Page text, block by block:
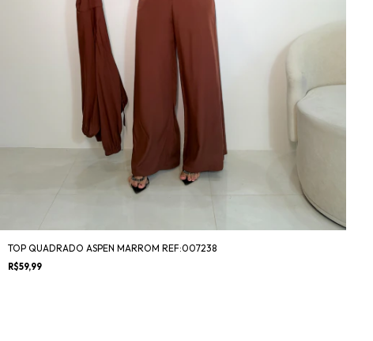
TOP QUADRADO ASPEN MARROM REF:007238
R$59,99